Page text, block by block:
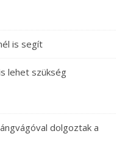
is segít
lehet szükség
dolgoztak a